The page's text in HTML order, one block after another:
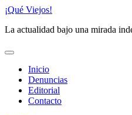
Saltar
contenido
¡Qué Viejos!
La actualidad bajo una mirada
Inicio
Denuncias
Editorial
Contacto